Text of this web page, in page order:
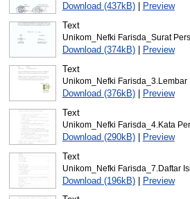
Download (437kB)|
Preview
Text
Unikom_Nefki Farisda_Surat
Download (374kB)|
Preview
Text
Unikom_Nefki
Download (376kB)|
Preview
Text
Unikom_Nefki Farisda_4.Kata
Download (290kB)|
Preview
Text
Unikom_Nefki Farisda_7.Daftar
Download (196kB)| Preview